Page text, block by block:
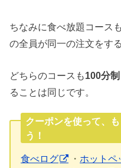
ちなみに食べ放題コース
の全員が同一の注文をす
どちらのコースも100分
ることは同じです。
クーポンを使って、
う！
食べログ ・ ホットペ